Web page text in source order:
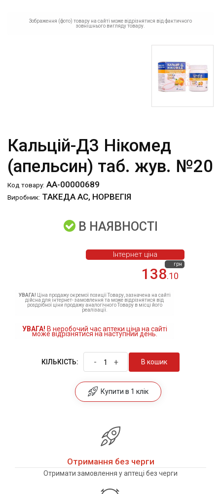
Зображення (фото) товару на сайті може відрізнятися від фактичного
зовнішнього вигляду товару.
Кальцій-Д3 Нікомед
(апельсин) таб. жув. №20
Код товару: АА-00000689
Виробник: ТАКЕДА АС, НОРВЕГІЯ
В НАЯВНОСТІ
138.10
грн
Інтернет ціна
УВАГА! Ціна продажу окремої позиції Товару, зазначена на сайті
дійсна для інтернет- замовлення та може відрізнятися від
роздрібної ціни продажу аналогічного Товару в місці його
реалізації.
УВАГА! В неробочий час аптеки ціна на сайті
може відрізнятися на наступний день.
КІЛЬКІСТЬ: - + В кошик
Купити в 1 клік
Отримання без черги
Отримати замовлення у аптеці без черги